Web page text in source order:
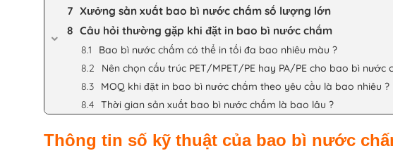
Xưởng sản xuất bao bì nước chấm số lượng lớn
Câu hỏi thường gặp khi đặt in bao bì nước chấm
Bao bì nước chấm có thể in tối đa bao nhiêu màu ?
Nên chọn cấu trúc PET/MPET/PE hay PA/PE cho bao bì nước
MOQ khi đặt in bao bì nước chấm theo yêu cầu là bao nhiêu ?
Thời gian sản xuất bao bì nước chấm là bao lâu ?
Thông tin số kỹ thuật của bao bì nước